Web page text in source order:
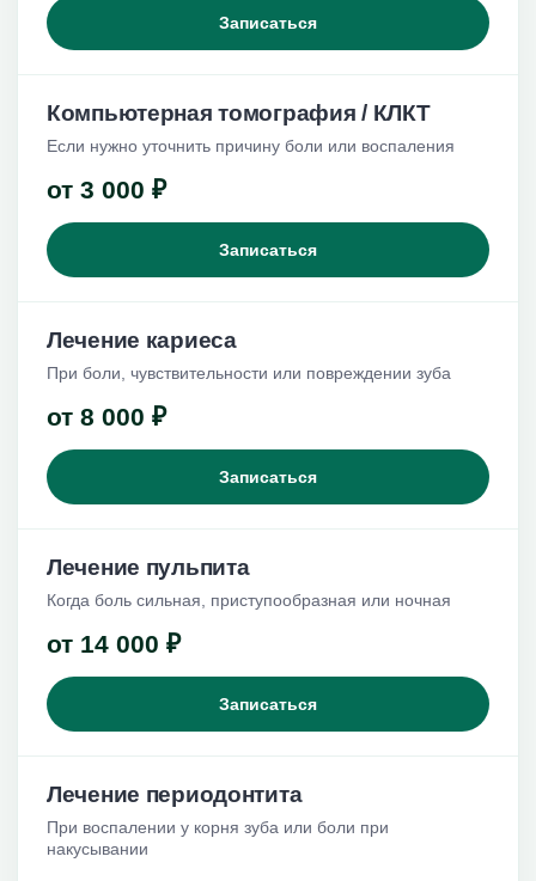
Записаться
Компьютерная томография / КЛКТ
Если нужно уточнить причину боли или воспаления
от 3 000 ₽
Записаться
Лечение кариеса
При боли, чувствительности или повреждении зуба
от 8 000 ₽
Записаться
Лечение пульпита
Когда боль сильная, приступообразная или ночная
от 14 000 ₽
Записаться
Лечение периодонтита
При воспалении у корня зуба или боли при
накусывании